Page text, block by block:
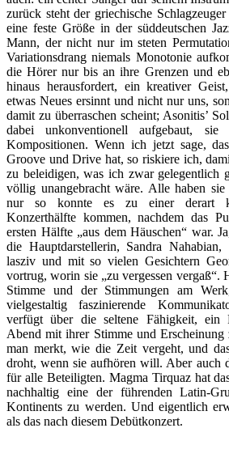
zurück steht der griechische
eine feste Größe in der süddeutschen
Mann, der nicht nur im steten
Variationsdrang niemals Monotonie
die Hörer nur bis an ihre Grenzen und
hinaus herausfordert, ein kreativer
etwas Neues ersinnt und nicht nur uns,
damit zu überraschen scheint; Asonitis’
dabei unkonventionell aufgebaut,
Kompositionen. Wenn ich jetzt sage,
Groove und Drive hat, so riskiere ich,
zu beleidigen, was ich zwar gelegentlich
völlig unangebracht wäre. Alle haben
nur so konnte es zu einer derart
Konzerthälfte kommen, nachdem das
ersten Hälfte „aus dem Häuschen“ war.
die Hauptdarstellerin, Sandra
lasziv und mit so vielen Gesichtern
vortrug, worin sie „zu vergessen vergaß“.
Stimme und der Stimmungen am
vielgestaltig faszinierende
verfügt über die seltene Fähigkeit, ein
Abend mit ihrer Stimme und Erscheinung
man merkt, wie die Zeit vergeht, und
droht, wenn sie aufhören will. Aber auch
für alle Beteiligten. Magma Tirquaz hat
nachhaltig eine der führenden Latin-
Kontinents zu werden. Und eigentlich
als das nach diesem Debütkonzert.